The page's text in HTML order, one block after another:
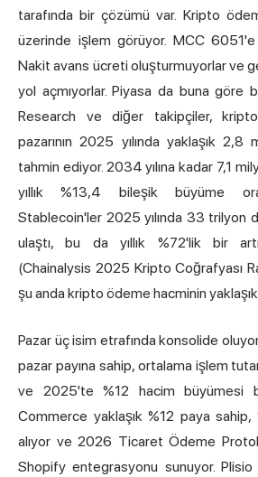
tarafında bir çözümü var. Kripto
üzerinde işlem görüyor. MCC 6051'e
Nakit avans ücreti oluşturmuyorlar ve
yol açmıyorlar. Piyasa da buna göre
Research ve diğer takipçiler,
pazarının 2025 yılında yaklaşık 2,8
tahmin ediyor. 2034 yılına kadar 7,1
yıllık %13,4 bileşik büyüme
Stablecoin'ler 2025 yılında 33 trilyon
ulaştı, bu da yıllık %72'lik bir
(Chainalysis 2025 Kripto Coğrafyası
şu anda kripto ödeme hacminin
Pazar üç isim etrafında konsolide
pazar payına sahip, ortalama işlem
ve 2025'te %12 hacim büyümesi
Commerce yaklaşık %12 paya
alıyor ve 2026 Ticaret Ödeme
Shopify entegrasyonu sunuyor.